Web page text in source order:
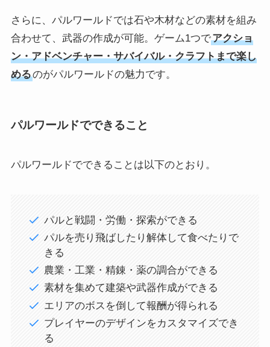
さらに、パルワールドでは石や木材などの素材を組み
合わせて、武器の作成が可能。ゲーム1つでアクショ
ン・アドベンチャー・サバイバル・クラフトまで楽し
めるのがパルワールドの魅力です。
パルワールドでできること
パルワールドでできることは以下のとおり。
パルと戦闘・労働・探索ができる
パルを売り飛ばしたり解体して食べたりで
きる
農業・工業・精錬・薬の調合ができる
素材を集めて建築や武器作成ができる
エリアのボスを倒して報酬が得られる
プレイヤーのデザインをカスタマイズでき
る